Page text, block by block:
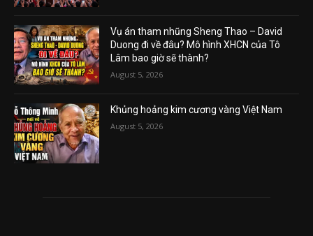
Vụ án tham nhũng Sheng Thao – David
Duong đi về đâu? Mô hình XHCN của Tô
Lâm bao giờ sẽ thành?
August 5, 2026
Khủng hoảng kim cương vàng Việt Nam
August 5, 2026